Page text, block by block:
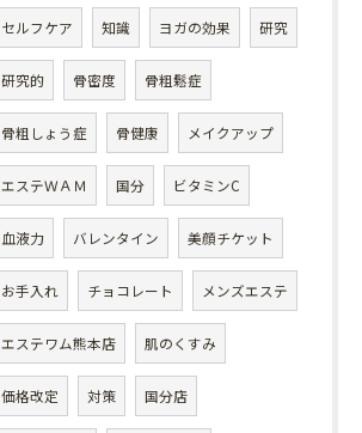
セルフケア 知識 ヨガの効果 研究
研究的 骨密度 骨粗鬆症
骨粗しょう症 骨健康 メイクアップ
エステＷＡＭ 国分 ビタミンC
血液力 バレンタイン 美顔チケット
お手入れ チョコレート メンズエステ
エステワム熊本店 肌のくすみ
価格改定 対策 国分店